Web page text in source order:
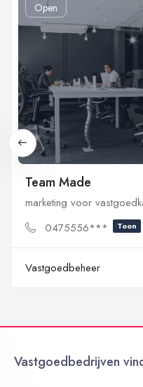
Open
Team Made
marketing voor
0475556***
Toon
Vastgoedbeheer
Vastgoedbedrijven